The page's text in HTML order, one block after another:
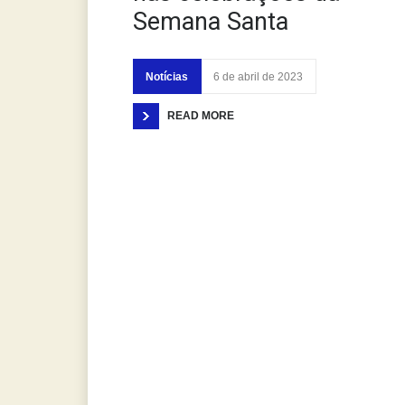
Semana Santa
Notícias 6 de abril de 2023
READ MORE